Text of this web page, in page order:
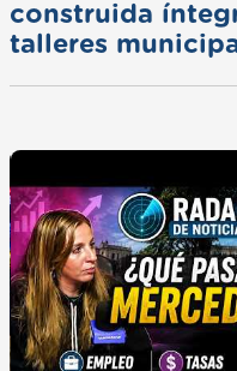
construida
talleres